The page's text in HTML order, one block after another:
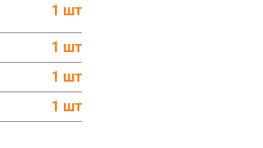
1 шт
1 шт
1 шт
1 шт